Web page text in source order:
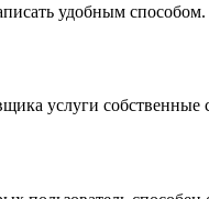
удобным способом.
услуги